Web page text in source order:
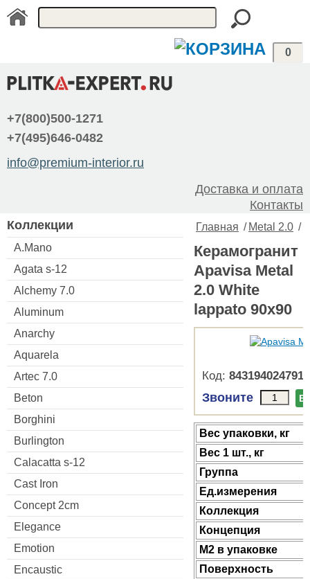
0
+7(800)500-1271
+7(495)646-0482
info@premium-interior.ru
Доставка и оплата
Контакты
Коллекции
A.Mano
Agata s-12
Alchemy 7.0
Aluminum
Anarchy
Aquarela
Artec 7.0
Beton
Borghini
Burlington
Calacatta s-12
Cast Iron
Concept 2cm
Elegance
Emotion
Encaustic
Главная / Metal 2.0 /
Керамогранит
Apavisa Metal
2.0 White
lappato 90x90
Код: 8431940247910
Звоните В
Веc упаковки, кг
Вес 1 шт., кг
Группа
Ед.измерения
Коллекция
Концепция
М2 в упаковке
Поверхность